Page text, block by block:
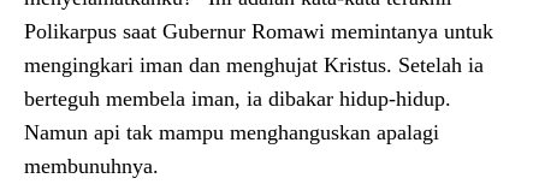
Polikarpus saat Gubernur Romawi memintanya untuk
mengingkari iman dan menghujat Kristus. Setelah ia
berteguh membela iman, ia dibakar hidup-hidup.
Namun api tak mampu menghanguskan apalagi
membunuhnya.